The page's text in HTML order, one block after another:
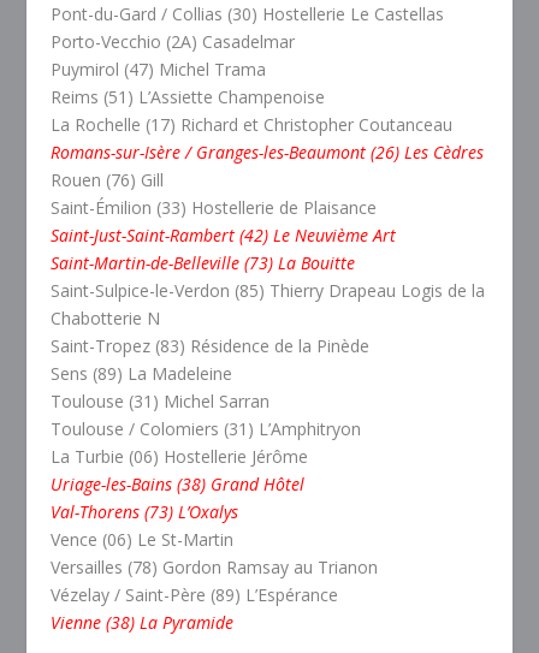
Pont-du-Gard / Collias (30) Hostellerie Le Castellas
Porto-Vecchio (2A) Casadelmar
Puymirol (47) Michel Trama
Reims (51) L’Assiette Champenoise
La Rochelle (17) Richard et Christopher Coutanceau
Romans-sur-Isère / Granges-les-Beaumont (26) Les Cèdres
Rouen (76) Gill
Saint-Émilion (33) Hostellerie de Plaisance
Saint-Just-Saint-Rambert (42) Le Neuvième Art
Saint-Martin-de-Belleville (73) La Bouitte
Saint-Sulpice-le-Verdon (85) Thierry Drapeau Logis de la
Chabotterie N
Saint-Tropez (83) Résidence de la Pinède
Sens (89) La Madeleine
Toulouse (31) Michel Sarran
Toulouse / Colomiers (31) L’Amphitryon
La Turbie (06) Hostellerie Jérôme
Uriage-les-Bains (38) Grand Hôtel
Val-Thorens (73) L’Oxalys
Vence (06) Le St-Martin
Versailles (78) Gordon Ramsay au Trianon
Vézelay / Saint-Père (89) L’Espérance
Vienne (38) La Pyramide